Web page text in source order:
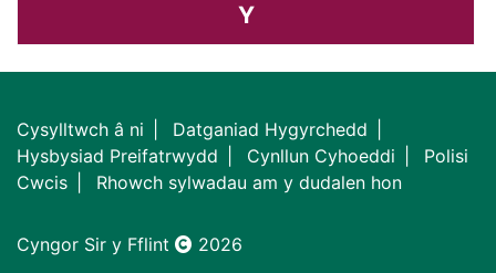
Y
Cysylltwch â ni
Datganiad Hygyrchedd
Hysbysiad Preifatrwydd
Cynllun Cyhoeddi
Polisi
Cwcis
Rhowch sylwadau am y dudalen hon
Cyngor Sir y Fflint 2026